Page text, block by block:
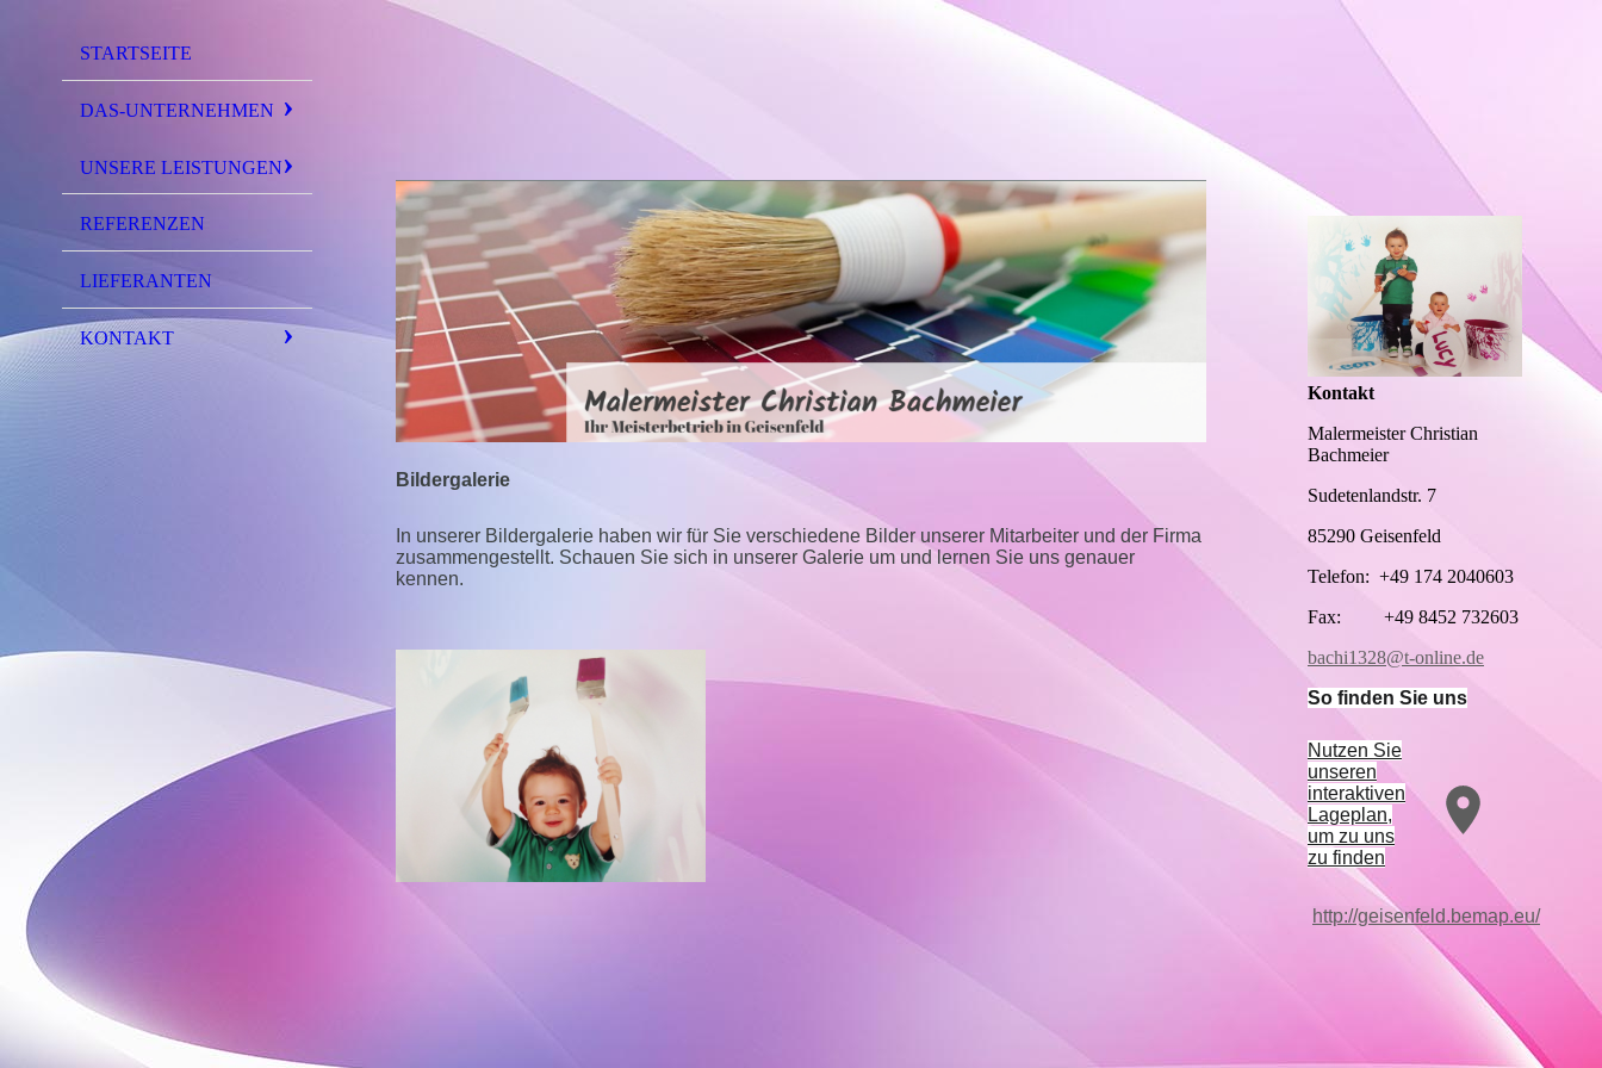
STARTSEITE
DAS-UNTERNEHMEN
UNSERE LEISTUNGEN
REFERENZEN
LIEFERANTEN
KONTAKT
Bildergalerie
In unserer Bildergalerie haben wir für Sie verschiedene Bilder unserer Mitarbeiter und der Firma
zusammengestellt. Schauen Sie sich in unserer Galerie um und lernen Sie uns genauer
kennen.
Kontakt
Malermeister Christian
Bachmeier
Sudetenlandstr. 7
85290 Geisenfeld
Telefon: +49 174 2040603
Fax: +49 8452 732603
bachi1328@t-online.de
So finden Sie uns
Nutzen Sie
unseren
interaktiven
La­ge­plan,
um zu uns
zu finden
http://geisenfeld.bemap.eu/